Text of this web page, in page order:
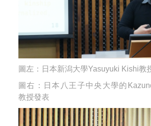
圖左： 日本新潟大學Yasuyuki Kishi教
圖右：
日本八王子中央大學的
教授發表